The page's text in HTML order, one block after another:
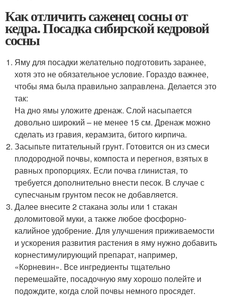
Как отличить саженец сосны от
кедра. Посадка сибирской кедровой
сосны
Яму для посадки желательно подготовить заранее,
хотя это не обязательное условие. Гораздо важнее,
чтобы яма была правильно заправлена. Делается это
так:
На дно ямы уложите дренаж. Слой насыпается
довольно широкий – не менее 15 см. Дренаж можно
сделать из гравия, керамзита, битого кирпича.
Засыпьте питательный грунт. Готовится он из смеси
плодородной почвы, компоста и перегноя, взятых в
равных пропорциях. Если почва глинистая, то
требуется дополнительно внести песок. В случае с
супесчаным грунтом песок не добавляется.
Далее внесите 2 стакана золы или 1 стакан
доломитовой муки, а также любое фосфорно-
калийное удобрение. Для улучшения приживаемости
и ускорения развития растения в яму нужно добавить
корнестимулирующий препарат, например,
«Корневин». Все ингредиенты тщательно
перемешайте, посадочную яму хорошо полейте и
подождите, когда слой почвы немного просядет.